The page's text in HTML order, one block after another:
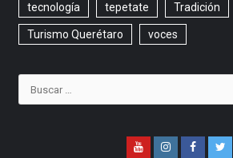
tecnología tepetate Tradición
Turismo Querétaro voces